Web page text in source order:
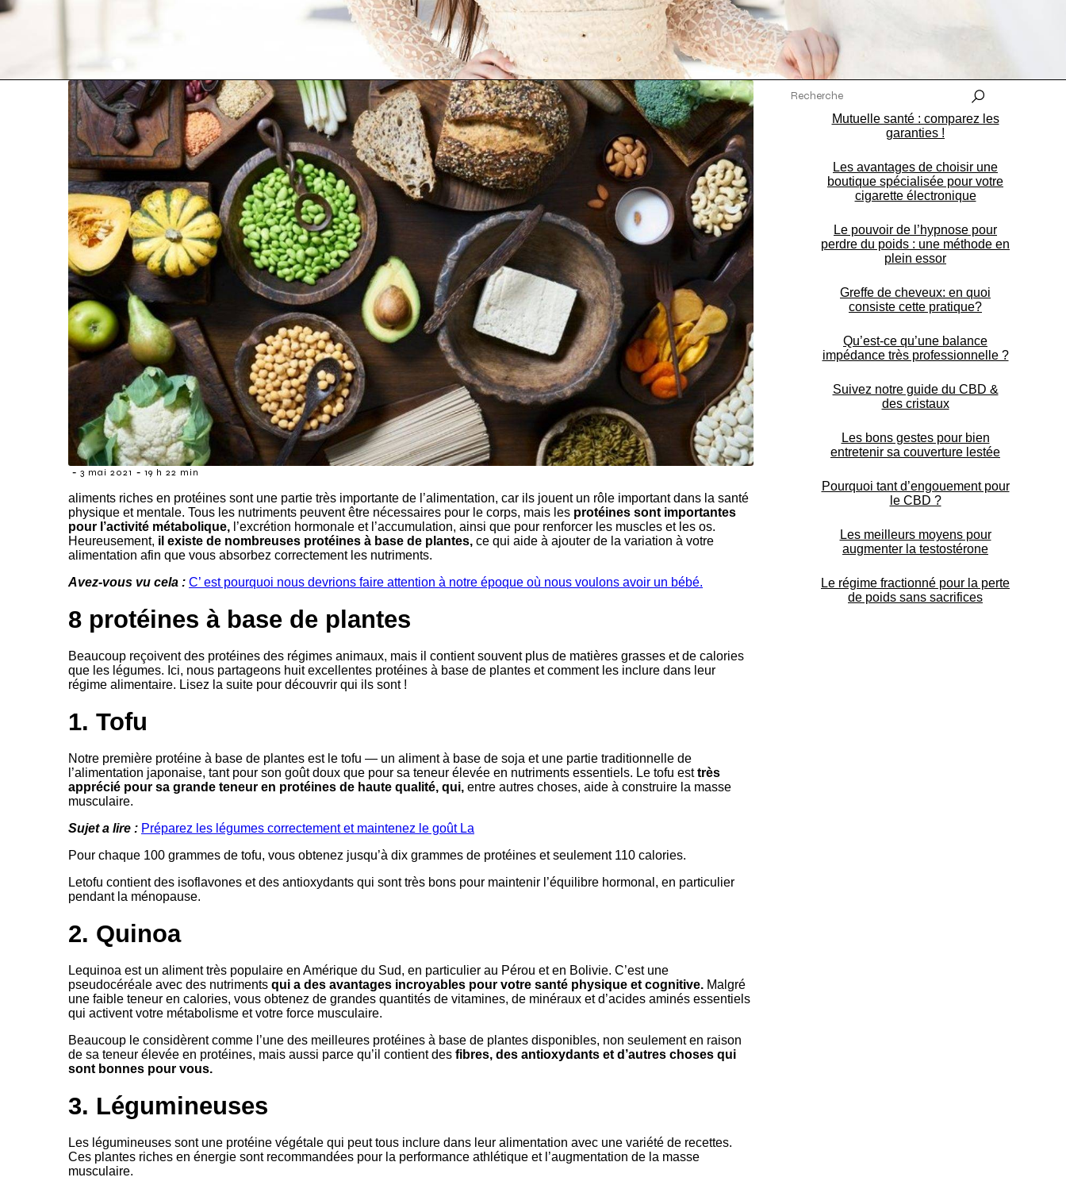
- 3 mai 2021 - 19 h 22 min
aliments riches en protéines sont une partie très importante de l’alimentation, car ils jouent un rôle important dans la santé
physique et mentale. Tous les nutriments peuvent être nécessaires pour le corps, mais les protéines sont importantes
pour l’activité métabolique, l’excrétion hormonale et l’accumulation, ainsi que pour renforcer les muscles et les os.
Heureusement, il existe de nombreuses protéines à base de plantes, ce qui aide à ajouter de la variation à votre
alimentation afin que vous absorbez correctement les nutriments.
Avez-vous vu cela : C’ est pourquoi nous devrions faire attention à notre époque où nous voulons avoir un bébé.
8 protéines à base de plantes
Beaucoup reçoivent des protéines des régimes animaux, mais il contient souvent plus de matières grasses et de calories
que les légumes. Ici, nous partageons huit excellentes protéines à base de plantes et comment les inclure dans leur
régime alimentaire. Lisez la suite pour découvrir qui ils sont !
1. Tofu
Notre première protéine à base de plantes est le tofu — un aliment à base de soja et une partie traditionnelle de
l’alimentation japonaise, tant pour son goût doux que pour sa teneur élevée en nutriments essentiels. Le tofu esttrès
apprécié pour sa grande teneur en protéines de haute qualité, qui, entre autres choses, aide à construire la masse
musculaire.
Sujet a lire : Préparez les légumes correctement et maintenez le goût La
Pour chaque 100 grammes de tofu, vous obtenez jusqu’à dix grammes de protéines et seulement 110 calories.
Letofu contient des isoflavones et des antioxydants qui sont très bons pour maintenir l’équilibre hormonal, en particulier
pendant la ménopause.
2. Quinoa
Lequinoa est un aliment très populaire en Amérique du Sud, en particulier au Pérou et en Bolivie. C’est une
pseudocéréale avec des nutriments qui a des avantages incroyables pour votre santé physique et cognitive. Malgré
une faible teneur en calories, vous obtenez de grandes quantités de vitamines, de minéraux et d’acides aminés essentiels
qui activent votre métabolisme et votre force musculaire.
Beaucoup le considèrent comme l’une des meilleures protéines à base de plantes disponibles, non seulement en raison
de sa teneur élevée en protéines, mais aussi parce qu’il contient des fibres, des antioxydants et d’autres choses qui
sont bonnes pour vous.
3. Légumineuses
Les légumineuses sont une protéine végétale qui peut tous inclure dans leur alimentation avec une variété de recettes.
Ces plantes riches en énergie sont recommandées pour la performance athlétique et l’augmentation de la masse
musculaire.
Mutuelle santé : comparez les
garanties !
Les avantages de choisir une
boutique spécialisée pour votre
cigarette électronique
Le pouvoir de l’hypnose pour
perdre du poids : une méthode en
plein essor
Greffe de cheveux: en quoi
consiste cette pratique?
Qu’est-ce qu’une balance
impédance très professionnelle ?
Suivez notre guide du CBD &
des cristaux
Les bons gestes pour bien
entretenir sa couverture lestée
Pourquoi tant d’engouement pour
le CBD ?
Les meilleurs moyens pour
augmenter la testostérone
Le régime fractionné pour la perte
de poids sans sacrifices